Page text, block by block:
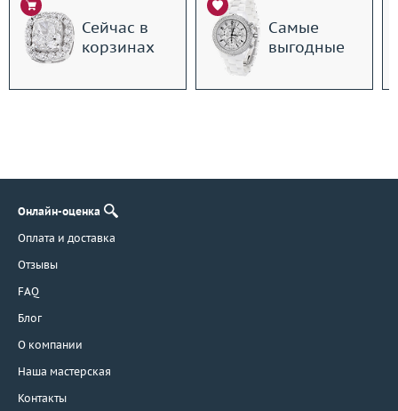
Сейчас в
корзинах
Самые
выгодные
Онлайн-оценка
Оплата и доставка
Отзывы
FAQ
Блог
О компании
Наша мастерская
Контакты